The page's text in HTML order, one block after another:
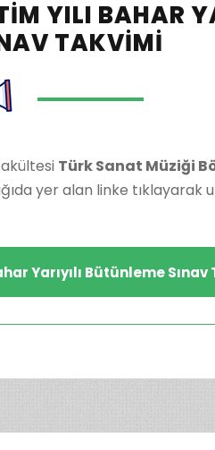
YILI BAHAR
TAKVIMI
Türk Sanat Müziği
yer alan linke tıklayarak
Yarıyılı Bütünleme Sınav